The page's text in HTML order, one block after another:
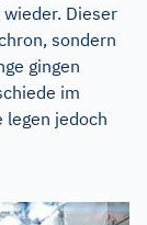
Dieser
sondern
gingen
im
legen jedoch